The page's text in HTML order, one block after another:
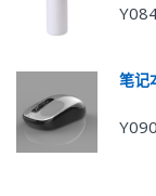
笔记